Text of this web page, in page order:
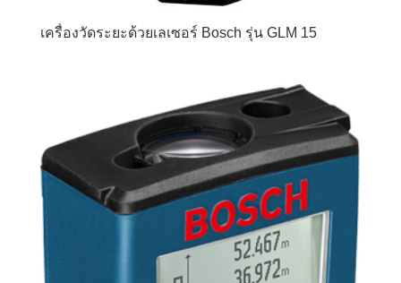
เครื่องวัดระยะด้วยเลเซอร์ Bosch รุ่น GLM 15